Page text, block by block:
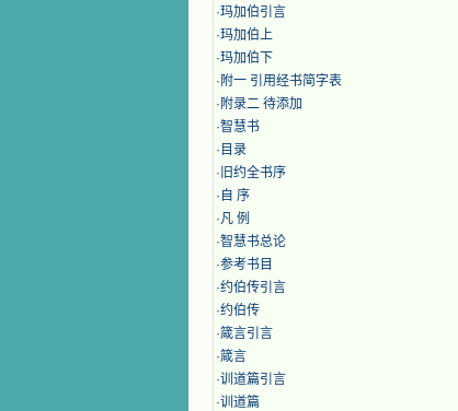
·玛加伯引言
·玛加伯上
·玛加伯下
· 附一 引用经书简字表
· 附录二 待添加
·智慧书
· 目录
· 旧约全书序
· 自 序
·凡 例
·智慧书总论
·参考书目
·约伯传引言
·约伯传
·箴言引言
·箴言
·训道篇引言
·训道篇